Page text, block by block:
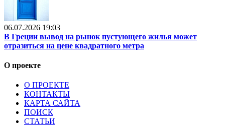
06.07.2026 19:03
В Греции вывод на рынок пустующего жилья может
отразиться на цене квадратного метра
О проекте
О ПРОЕКТЕ
КОНТАКТЫ
КАРТА САЙТА
ПОИСК
СТАТЬИ